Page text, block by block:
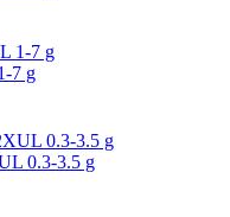
7 g
0.3-3.5 g